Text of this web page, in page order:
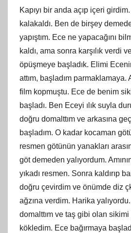
Kapıyı bir anda açıp içeri
kalakaldı. Ben de birşey
yapıştım. Ece ne yapacağını
kaldı, ama sonra karşılık verdi
öpüşmeye başladık. Elimi
attım, başladım parmaklamaya.
film kopmuştu. Ece de benim
başladı. Ben Eceyi ılık suyla
doğru domalttım ve arkasına
başladım. O kadar kocaman
resmen götünün yanakları
göt demeden yalıyordum.
yıkadı resmen. Sonra kaldırıp
doğru çevirdim ve önümde diz
ağzına verdim. Harika
domalttım ve taş gibi olan sikimi
kökledim. Ece bağırmaya